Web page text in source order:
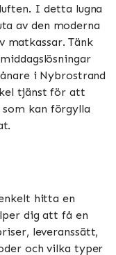
I detta lugna
av den moderna
matkassar. Tänk
i Nybrostrand
tjänst för att
kan förgylla
hitta en
dig att få en
leveranssätt,
och vilka typer